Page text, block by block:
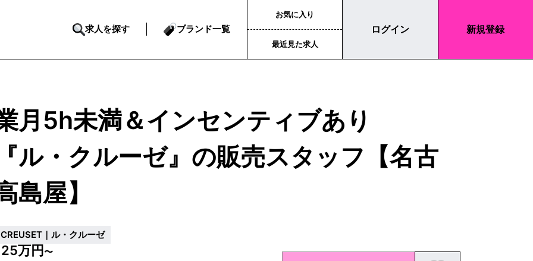
求人を探す ブランド一覧
お気に入り
最近見た求人
ログイン 新規登録
月5h未満＆インセンティブあり
ル・クルーゼ』の販売スタッフ【名古
島屋】
｜ル・クルーゼ
25万円〜